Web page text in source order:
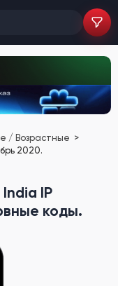
/ Возрастные
2020.
IP
коды.